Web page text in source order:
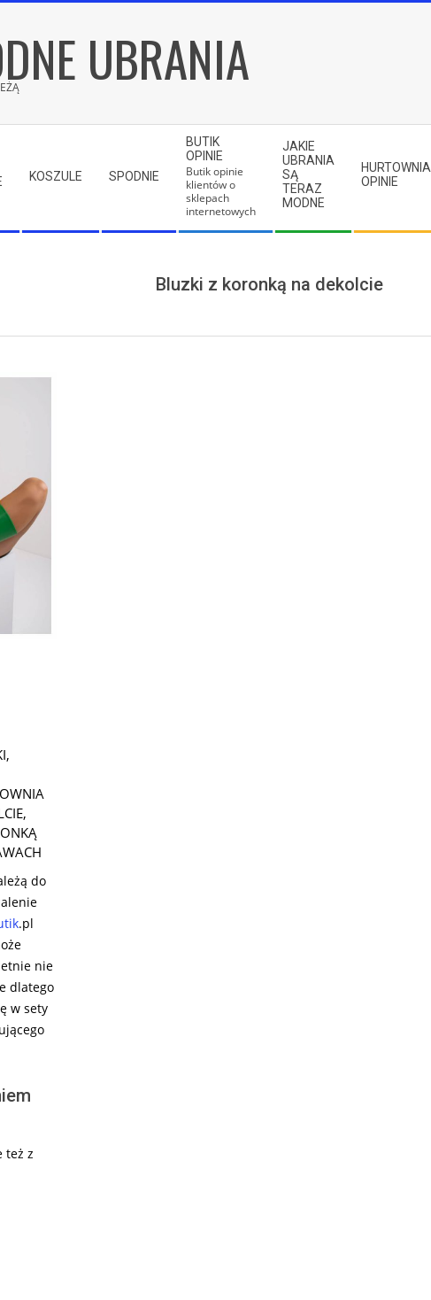
UBRANIA
KOSZULE SPODNIE
BUTIK
OPINIE
Butik opinie
klientów o
sklepach
internetowych
JAKIE
UBRANIA
SĄ
TERAZ
MODNE
HURTOWNIA
OPINIE
Bluzki z koronką na dekolcie
,
,
do
.pl
nie
dlatego
w sety
też z